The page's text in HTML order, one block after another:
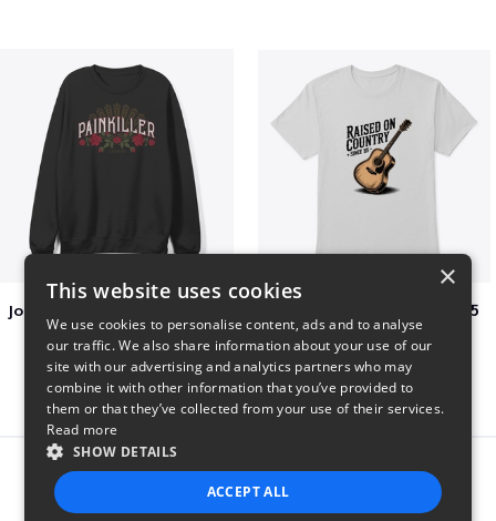
Raised on Country Since 85
Report this product
×
This website uses cookies
We use cookies to personalise content, ads and to analyse
our traffic. We also share information about your use of our
site with our advertising and analytics partners who may
combine it with other information that you’ve provided to
them or that they’ve collected from your use of their services.
Read more
SHOW DETAILS
ACCEPT ALL